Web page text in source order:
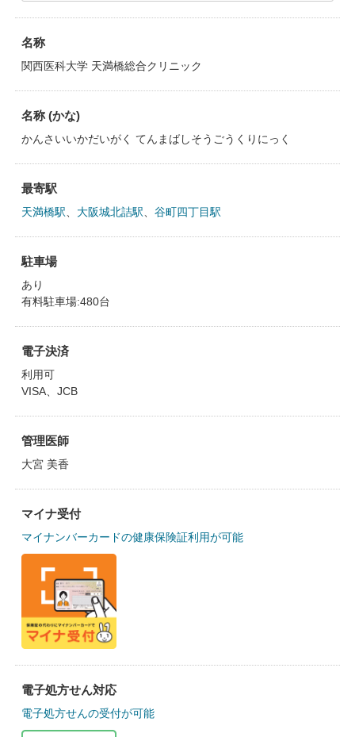
名称
関西医科大学 天満橋総合クリニック
名称 (かな)
かんさいいかだいがく てんまばしそうごうくりにっく
最寄駅
天満橋駅 大阪城北詰駅 谷町四丁目駅
駐車場
あり
有料駐車場:480台
電子決済
利用可
VISA、JCB
管理医師
大宮 美香
マイナ受付
マイナンバーカードの健康保険証利用が可能
電子処方せん対応
電子処方せんの受付が可能